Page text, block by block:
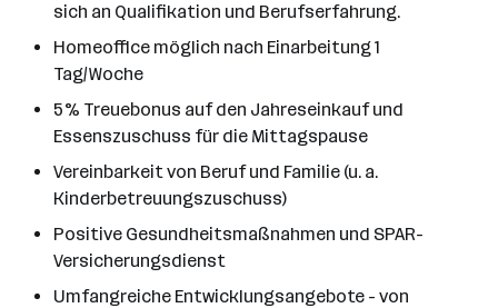
sich an Qualifikation und Berufserfahrung.
Homeoffice möglich nach Einarbeitung 1
Tag/Woche
5% Treuebonus auf den Jahreseinkauf und
Essenszuschuss für die Mittagspause
Vereinbarkeit von Beruf und Familie (u. a.
Kinderbetreuungszuschuss)
Positive Gesundheitsmaßnahmen und SPAR-
Versicherungsdienst
Umfangreiche Entwicklungsangebote - von